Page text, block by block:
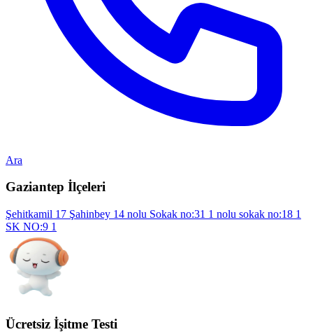
Ara
Gaziantep İlçeleri
Şehitkamil 17 Şahinbey 14 nolu Sokak no:31 1 nolu sokak no:18 1
SK NO:9 1
Ücretsiz İşitme Testi